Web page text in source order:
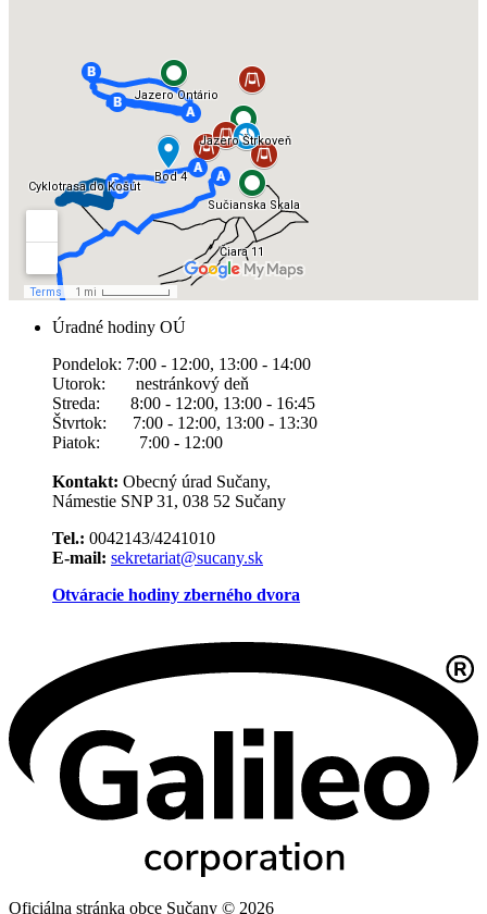
Úradné hodiny OÚ
Pondelok: 7:00 - 12:00, 13:00 - 14:00
Utorok: nestránkový deň
Streda: 8:00 - 12:00, 13:00 - 16:45
Štvrtok: 7:00 - 12:00, 13:00 - 13:30
Piatok: 7:00 - 12:00
Kontakt: Obecný úrad Sučany,
Námestie SNP 31, 038 52 Sučany
Tel.: 0042143/4241010
E-mail: sekretariat@sucany.sk
Otváracie hodiny zberného dvora
Oficiálna stránka obce Sučany © 2026